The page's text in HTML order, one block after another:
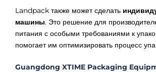
Landpack также может сделать
машины. Это решение для
питания с особыми требованиями к
помогает им оптимизировать процесс
Guangdong XTIME Packaging